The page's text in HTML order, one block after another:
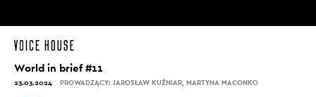
World in brief #11
23.03.2024 PROWADZĄCY: JAROSŁAW KUŹNIAR, MARTYNA MACONKO